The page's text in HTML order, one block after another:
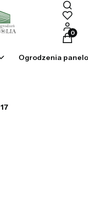
Ogrodzenia
17